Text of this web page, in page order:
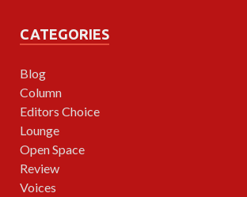
CATEGORIES
Blog
Column
Editors Choice
Lounge
Open Space
Review
Voices